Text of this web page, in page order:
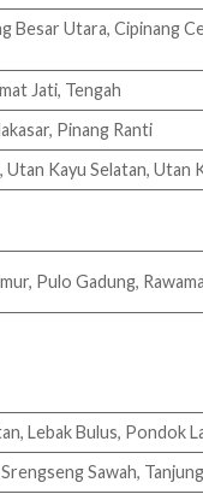
Besar Utara, Cipinang
Jati, Tengah
Pinang Ranti
Utan Kayu Selatan, Utan
Pulo Gadung,
Lebak Bulus, Pondok
Sawah,